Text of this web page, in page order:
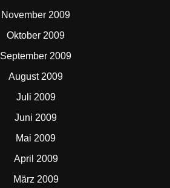
November 2009
Oktober 2009
September 2009
August 2009
Juli 2009
Juni 2009
Mai 2009
April 2009
März 2009